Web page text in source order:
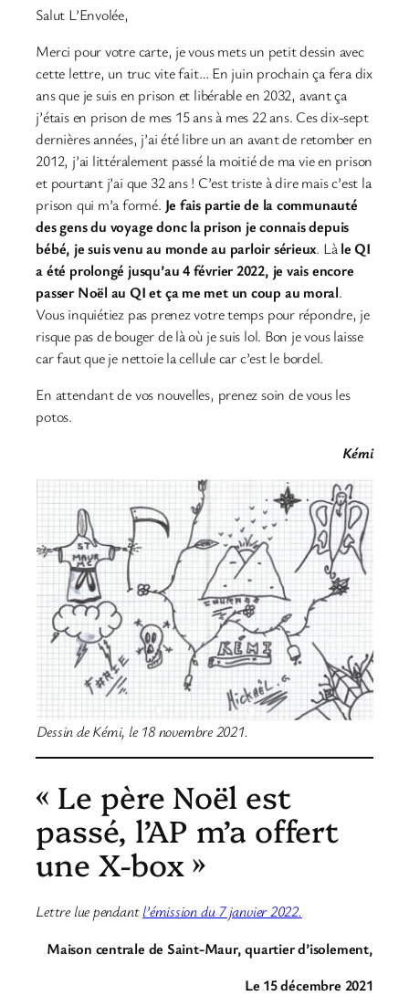
Salut L’Envolée,
Merci pour votre carte, je vous mets un petit dessin avec
cette lettre, un truc vite fait… En juin prochain ça fera dix
ans que je suis en prison et libérable en 2032, avant ça
j’étais en prison de mes 15 ans à mes 22 ans. Ces dix-sept
dernières années, j’ai été libre un an avant de retomber en
2012, j’ai littéralement passé la moitié de ma vie en prison
et pourtant j’ai que 32 ans ! C’est triste à dire mais c’est la
prison qui m’a formé. Je fais partie de la communauté
des gens du voyage donc la prison je connais depuis
bébé, je suis venu au monde au parloir sérieux. Làle QI
a été prolongé jusqu’au 4 février 2022, je vais encore
passer Noël au QI et ça me met un coup au moral.
Vous inquiétiez pas prenez votre temps pour répondre, je
risque pas de bouger de là où je suis lol. Bon je vous laisse
car faut que je nettoie la cellule car c’est le bordel.
En attendant de vos nouvelles, prenez soin de vous les
potos.
Kémi
Dessin de Kémi, le 18 novembre 2021.
« Le père Noël est
passé, l’AP m’a offert
une X-box »
Lettre lue pendantl’émission du 7 janvier 2022.
Maison centrale de Saint-Maur, quartier d’isolement,
Le 15 décembre 2021